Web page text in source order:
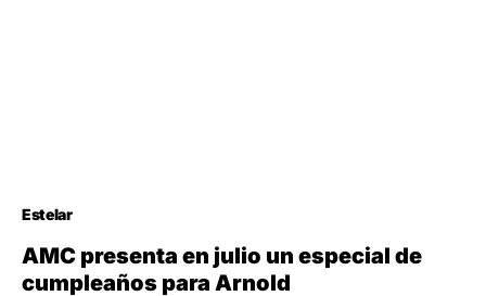
Estelar
AMC presenta en julio un especial de
cumpleaños para Arnold